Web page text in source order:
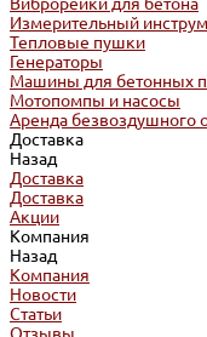
Измерительный
Тепловые пушки
Генераторы
Машины для бетонных
Мотопомпы и насосы
Аренда безвоздушного
Доставка
Назад
Доставка
Доставка
Акции
Компания
Назад
Компания
Новости
Статьи